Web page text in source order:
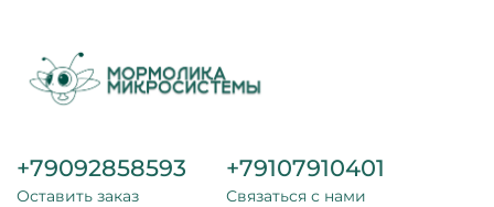
+79092858593
Оставить заказ
+79107910401
Связаться с нами